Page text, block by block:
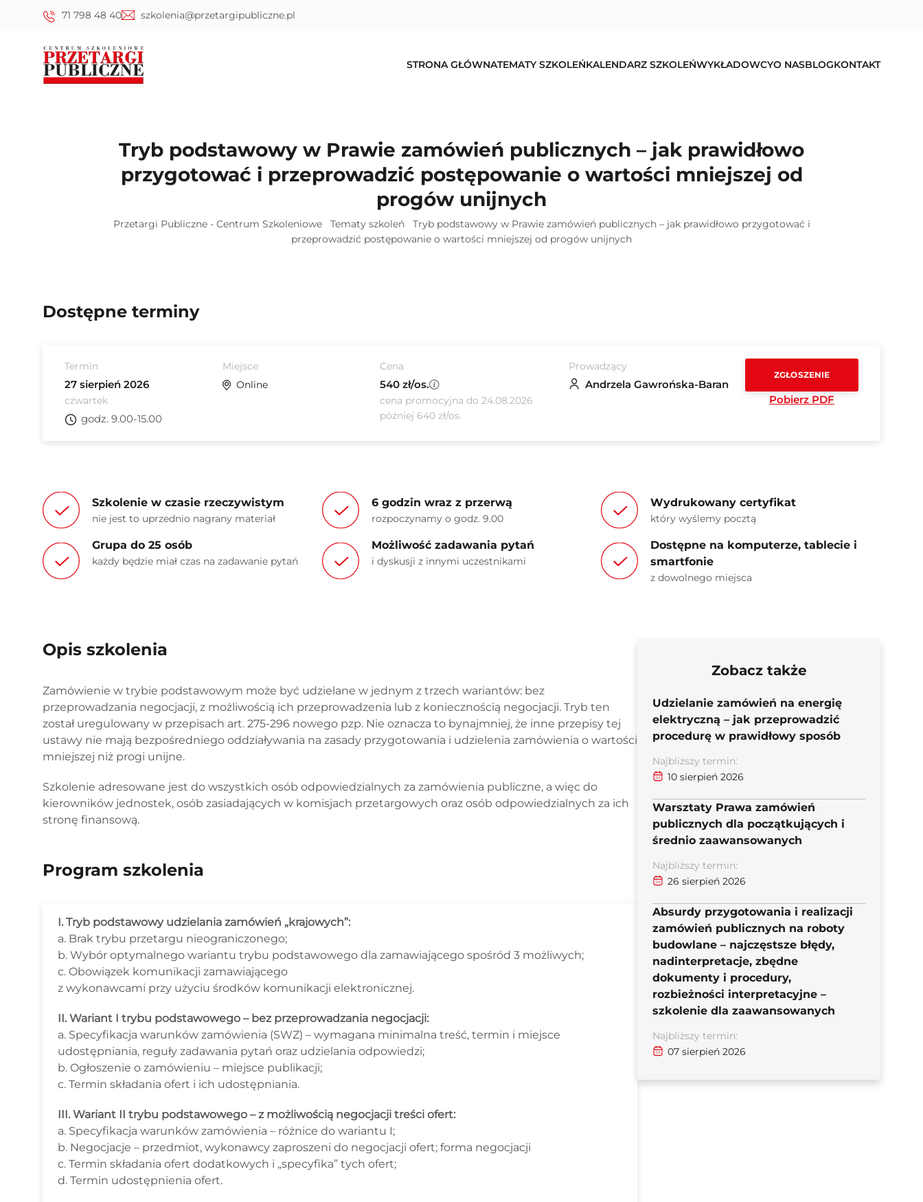
71 798 48 40 szkolenia@przetargipubliczne.pl
STRONA GŁÓWNATEMATY SZKOLEŃKALENDARZ SZKOLEŃWYKŁADOWCYO NASBLOGKONTAKT
Tryb podstawowy w Prawie zamówień publicznych – jak prawidłowo
przygotować i przeprowadzić postępowanie o wartości mniejszej od
progów unijnych
Przetargi Publiczne - Centrum Szkoleniowe Tematy szkoleń
Tryb podstawowy w Prawie zamówień publicznych – jak prawidłowo przygotować i
przeprowadzić postępowanie o wartości mniejszej od progów unijnych
Dostępne terminy
Termin
27 sierpień 2026
czwartek
godz. 9.00-15.00
Miejsce
Online
Cena
540 zł/os.
cena promocyjna do 24.08.2026
później 640 zł/os.
Prowadzący
Andrzela Gawrońska-Baran
ZGŁOSZENIE
Pobierz PDF
Szkolenie w czasie rzeczywistym
nie jest to uprzednio nagrany materiał
6 godzin wraz z przerwą
rozpoczynamy o godz. 9.00
Wydrukowany certyfikat
który wyślemy pocztą
Grupa do 25 osób
każdy będzie miał czas na zadawanie pytań
Możliwość zadawania pytań
i dyskusji z innymi uczestnikami
Dostępne na komputerze, tablecie i
smartfonie
z dowolnego miejsca
Opis szkolenia
Zamówienie w trybie podstawowym może być udzielane w jednym z trzech wariantów: bez
przeprowadzania negocjacji, z możliwością ich przeprowadzenia lub z koniecznością negocjacji. Tryb ten
został uregulowany w przepisach art. 275-296 nowego pzp. Nie oznacza to bynajmniej, że inne przepisy tej
ustawy nie mają bezpośredniego oddziaływania na zasady przygotowania i udzielenia zamówienia o wartości
mniejszej niż progi unijne.
Szkolenie adresowane jest do wszystkich osób odpowiedzialnych za zamówienia publiczne, a więc do
kierowników jednostek, osób zasiadających w komisjach przetargowych oraz osób odpowiedzialnych za ich
stronę finansową.
Program szkolenia
I. Tryb podstawowy udzielania zamówień „krajowych”:
a. Brak trybu przetargu nieograniczonego;
b. Wybór optymalnego wariantu trybu podstawowego dla zamawiającego spośród 3 możliwych;
c. Obowiązek komunikacji zamawiającego
z wykonawcami przy użyciu środków komunikacji elektronicznej.
II. Wariant I trybu podstawowego – bez przeprowadzania negocjacji:
a. Specyfikacja warunków zamówienia (SWZ) – wymagana minimalna treść, termin i miejsce
udostępniania, reguły zadawania pytań oraz udzielania odpowiedzi;
b. Ogłoszenie o zamówieniu – miejsce publikacji;
c. Termin składania ofert i ich udostępniania.
III. Wariant II trybu podstawowego – z możliwością negocjacji treści ofert:
a. Specyfikacja warunków zamówienia – różnice do wariantu I;
b. Negocjacje – przedmiot, wykonawcy zaproszeni do negocjacji ofert; forma negocjacji
c. Termin składania ofert dodatkowych i „specyfika” tych ofert;
d. Termin udostępnienia ofert.
Zobacz także
Udzielanie zamówień na energię
elektryczną – jak przeprowadzić
procedurę w prawidłowy sposób
Najbliższy termin:
10 sierpień 2026
Warsztaty Prawa zamówień
publicznych dla początkujących i
średnio zaawansowanych
Najbliższy termin:
26 sierpień 2026
Absurdy przygotowania i realizacji
zamówień publicznych na roboty
budowlane – najczęstsze błędy,
nadinterpretacje, zbędne
dokumenty i procedury,
rozbieżności interpretacyjne –
szkolenie dla zaawansowanych
Najbliższy termin:
07 sierpień 2026